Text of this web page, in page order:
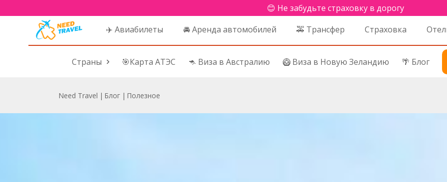
😊 Не забудьте страховку в дорогу
✈️ Авиабилеты
🚘 Аренда автомобилей 🚕 Трансфер Страховка
Страны 🎯Карта АТЭС 🦘 Виза в Австралию 🥝 Виза в Новую Зеландию 🌴 Блог
Need Travel | Блог | Полезное